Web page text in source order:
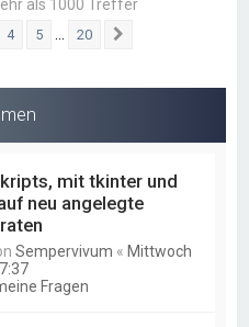
als 1000 Treffer
4 5 … 20
mit tkinter und
neu angelegte
Sempervivum « Mittwoch
Fragen